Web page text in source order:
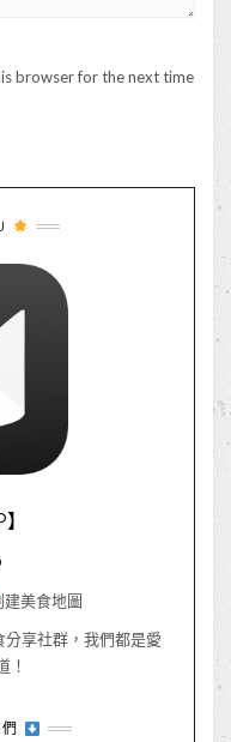
browser for the next time
建美食地圖
分享社群，我們都是愛
！